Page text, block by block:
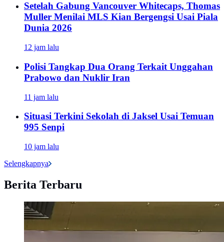
Setelah Gabung Vancouver Whitecaps, Thomas
Muller Menilai MLS Kian Bergengsi Usai Piala
Dunia 2026
12 jam lalu
Polisi Tangkap Dua Orang Terkait Unggahan
Prabowo dan Nuklir Iran
11 jam lalu
Situasi Terkini Sekolah di Jaksel Usai Temuan
995 Senpi
10 jam lalu
Selengkapnya
Berita Terbaru